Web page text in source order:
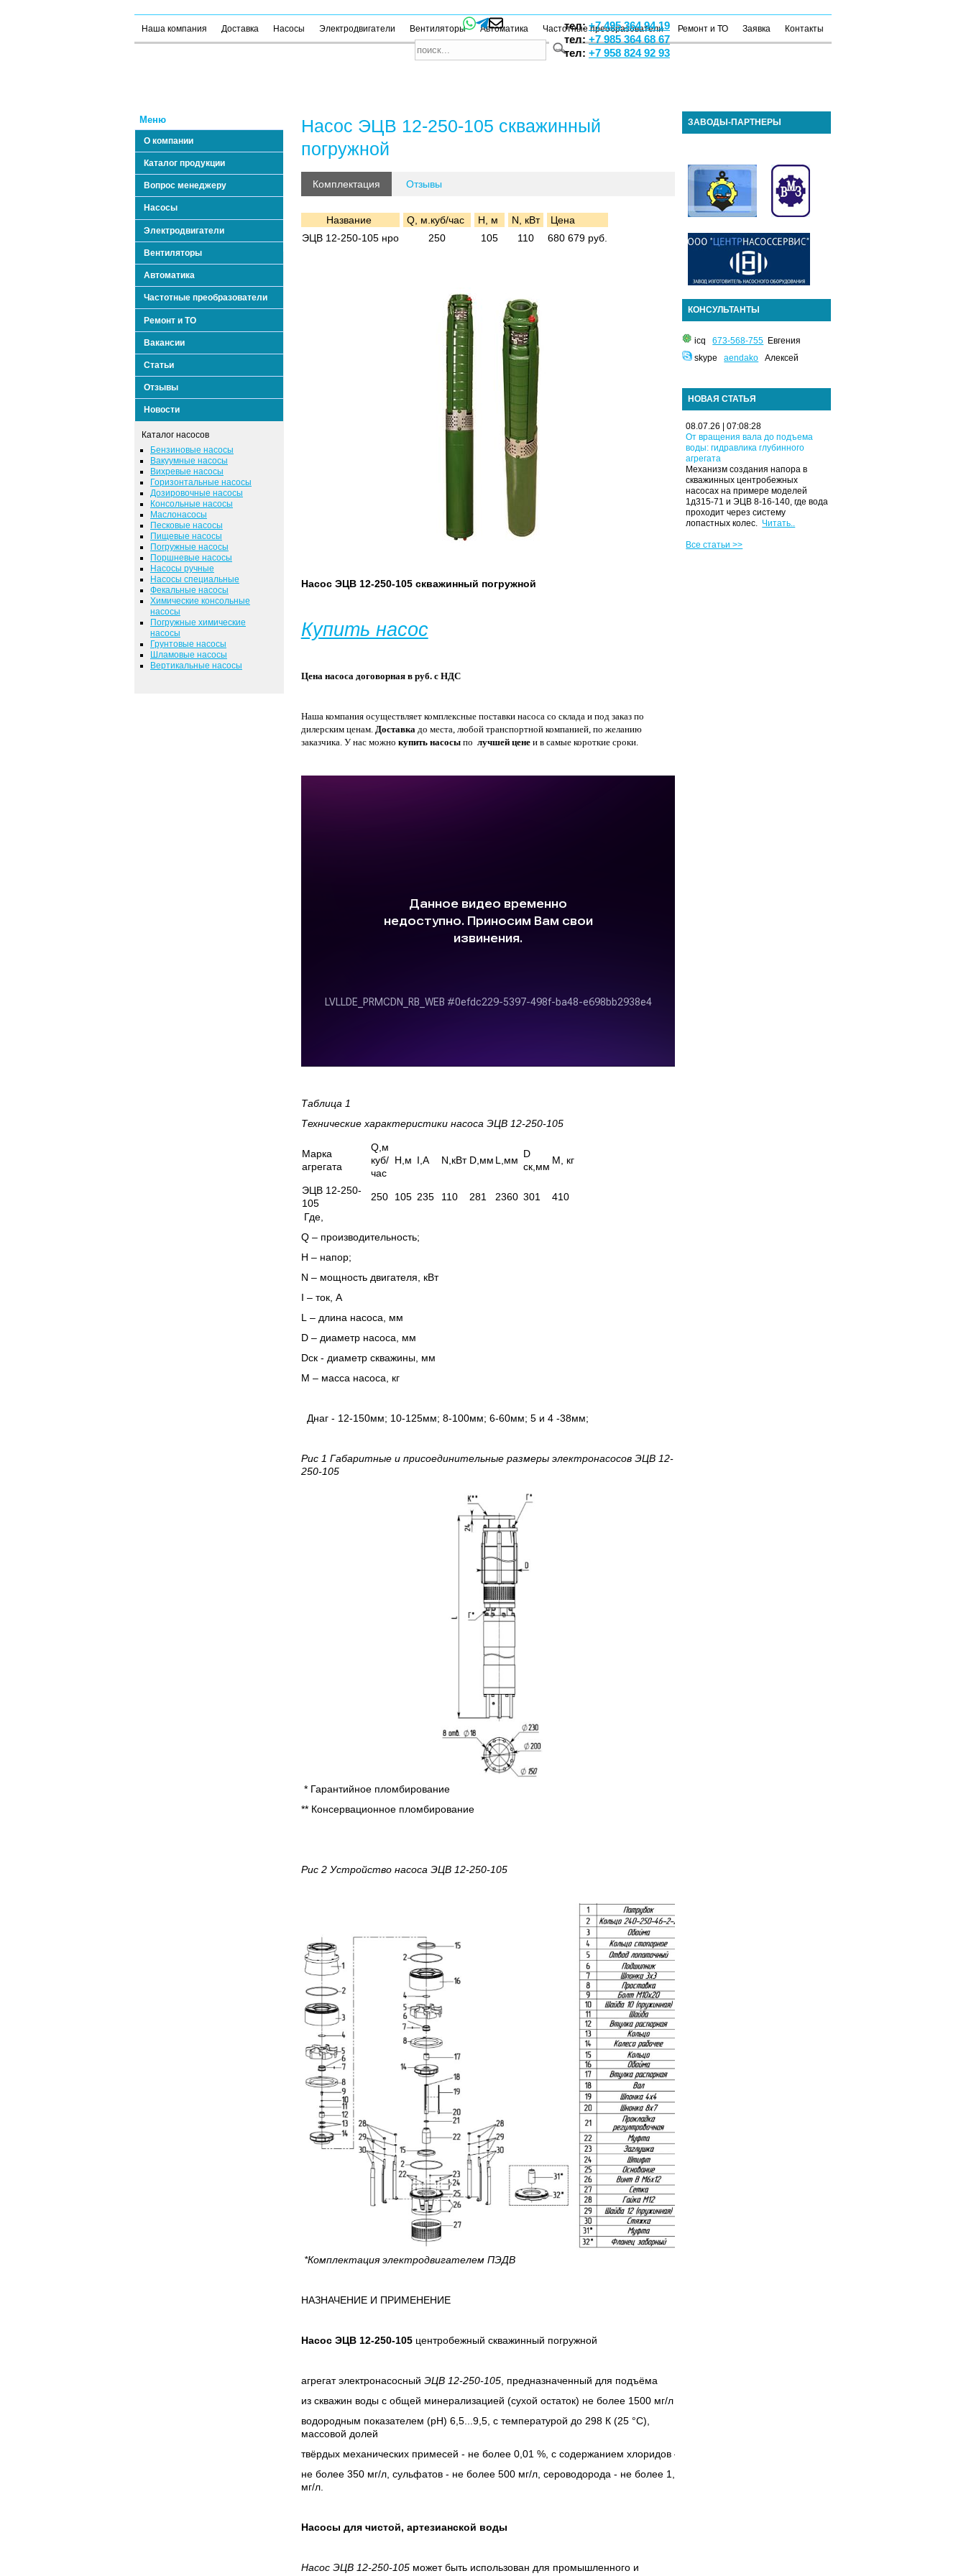
тел:+7 495 364 94 19
тел:+7 985 364 68 67
тел: +7 958 824 92 93
Наша компания Доставка Насосы Электродвигатели Вентиляторы Автоматика Частотные преобразователи Ремонт и ТО Заявка Контакты
Меню
О компании
Каталог продукции
Вопрос менеджеру
Насосы
Электродвигатели
Вентиляторы
Автоматика
Частотные преобразователи
Ремонт и ТО
Вакансии
Статьи
Отзывы
Новости
Каталог насосов
Бензиновые насосы
Вакуумные насосы
Вихревые насосы
Горизонтальные насосы
Дозировочные насосы
Консольные насосы
Маслонасосы
Песковые насосы
Пищевые насосы
Погружные насосы
Поршневые насосы
Насосы ручные
Насосы специальные
Фекальные насосы
Химические консольные
насосы
Погружные химические
насосы
Грунтовые насосы
Шламовые насосы
Вертикальные насосы
Насос ЭЦВ 12-250-105 скважинный
погружной
Комплектация Отзывы
Название Q, м.куб/час H, м N, кВт
Цена
ЭЦВ 12-250-105 нро
250 105 110 680 679 руб.
Насос ЭЦВ 12-250-105 скважинный погружной
Купить насос
Цена насоса договорная в руб. с НДС
Наша компания осуществляет комплексные поставки насоса со склада и под заказ по
дилерским ценам. Доставкадо места, любой транспортной компанией, по желанию
заказчика. У нас можно купить насосыпо лучшей цене и в самые короткие сроки.
Таблица 1
Технические характеристики насоса ЭЦВ 12-250-105
Марка
агрегата
Q,м
куб/
час
H,м I,А N,кВт D,мм L,мм
D
ск,мм
М, кг
ЭЦВ 12-250-
105
250 105 235 110 281 2360 301
410
Где,
Q – производительность;
Н – напор;
N – мощность двигателя, кВт
I – ток, А
L – длина насоса, мм
D– диаметр насоса, мм
Dск - диаметр скважины, мм
M – масса насоса, кг
Днаг - 12-150мм; 10-125мм; 8-100мм; 6-60мм; 5 и 4 -38мм;
Рис 1 Габаритные и присоединительные размеры электронасосов ЭЦВ 12-
250-105
* Гарантийное пломбирование
** Консервационное пломбирование
Рис 2 Устройство насоса ЭЦВ 12-250-105
*Комплектация электродвигателем ПЭДВ
НАЗНАЧЕНИЕ И ПРИМЕНЕНИЕ
Насос ЭЦВ 12-250-105 центробежный скважинный погружной
агрегат электронасосный ЭЦВ 12-250-105, предназначенный для подъёма
из скважин воды с общей минерализацией (сухой остаток) не более 1500 мг/л с
водородным показателем (рН) 6,5...9,5, с температурой до 298 К (25 °С),
массовой долей
твёрдых механических примесей - не более 0,01 %, с содержанием хлоридов –
не более 350 мг/л, сульфатов - не более 500 мг/л, сероводорода - не более 1,5
мг/л.
Насосы для чистой, артезианской воды
Насос ЭЦВ 12-250-105 может быть использован для промышленного и
ЗАВОДЫ-ПАРТНЕРЫ
КОНСУЛЬТАНТЫ
icq673-568-755 Евгения
skypeaendako Алексей
НОВАЯ СТАТЬЯ
08.07.26 | 07:08:28
От вращения вала до подъема
воды: гидравлика глубинного
агрегата
Механизм создания напора в
скважинных центробежных
насосах на примере моделей
1д315-71 и ЭЦВ 8-16-140, где вода
проходит через систему
лопастных колес. Читать..
Все статьи >>